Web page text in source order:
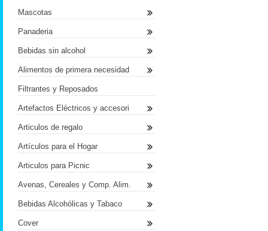
Mascotas
Panaderia
Bebidas sin alcohol
Alimentos de primera necesidad
Filtrantes y Reposados
Artefactos Eléctricos y accesori
Articulos de regalo
Artículos para el Hogar
Articulos para Picnic
Avenas, Cereales y Comp. Alim.
Bebidas Alcohólicas y Tabaco
Cover